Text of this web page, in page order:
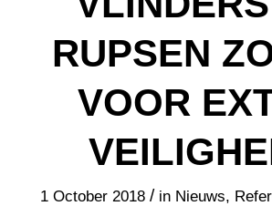
RUPSEN
VOOR
1 October 2018 / in Nieuws,